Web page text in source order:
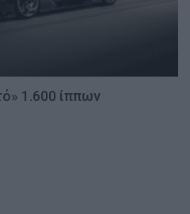
1.600 ίππων